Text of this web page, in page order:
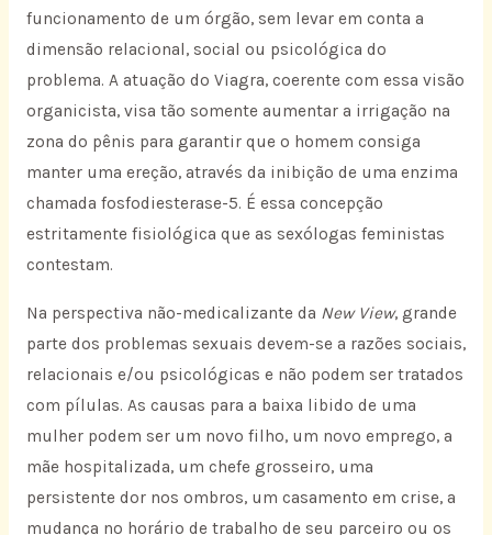
funcionamento de um órgão, sem levar em conta a
dimensão relacional, social ou psicológica do
problema. A atuação do Viagra, coerente com essa visão
organicista, visa tão somente aumentar a irrigação na
zona do pênis para garantir que o homem consiga
manter uma ereção, através da inibição de uma enzima
chamada fosfodiesterase-5. É essa concepção
estritamente fisiológica que as sexólogas feministas
contestam.
Na perspectiva não-medicalizante da New View, grande
parte dos problemas sexuais devem-se a razões sociais,
relacionais e/ou psicológicas e não podem ser tratados
com pílulas. As causas para a baixa libido de uma
mulher podem ser um novo filho, um novo emprego, a
mãe hospitalizada, um chefe grosseiro, uma
persistente dor nos ombros, um casamento em crise, a
mudança no horário de trabalho de seu parceiro ou os